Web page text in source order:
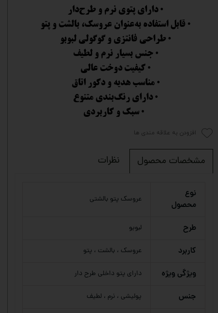
• دارای پتوی نرم و طرح‌دار
• قابل استفاده به‌عنوان عروسک، بالشت و پتو
• طراحی فانتزی و گوگولی لبوبو
• جنس بسیار نرم و لطیف
• کیفیت دوخت عالی
• مناسب هدیه و دکور اتاق
• دارای رنگ‌بندی متنوع
• سبک و کاربردی
افزودن به علاقه مندی ها
مشخصات محصول نظرات
نوع
محصول
عروسک پتو بالشتی
طرح لبوبو
کاربرد عروسک ، بالشت ، پتو
ویژگی ویژه دارای پتو داخلی طرح دار
جنس پولیشی ، نرم ، لطیف